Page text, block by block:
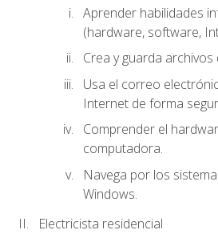
Aprender habilidades
(hardware, software,
Crea y guarda archivos
Usa el correo
Internet de forma
Comprender el
computadora.
Navega por los
Windows.
Electricista residencial